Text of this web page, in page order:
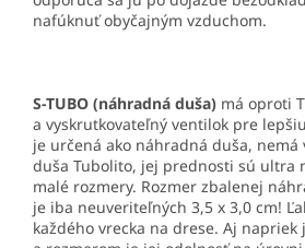
nafúknuť obyčajným vzduchom.
S-TUBO (náhradná duša) má oproti
a vyskrutkovateľný ventilok pre
je určená ako náhradná duša, nemá
duša Tubolito, jej prednosti sú ultra
malé rozmery. Rozmer zbalenej
je iba neuveriteľných 3,5 x 3,0 cm!
každého vrecka na drese. Aj